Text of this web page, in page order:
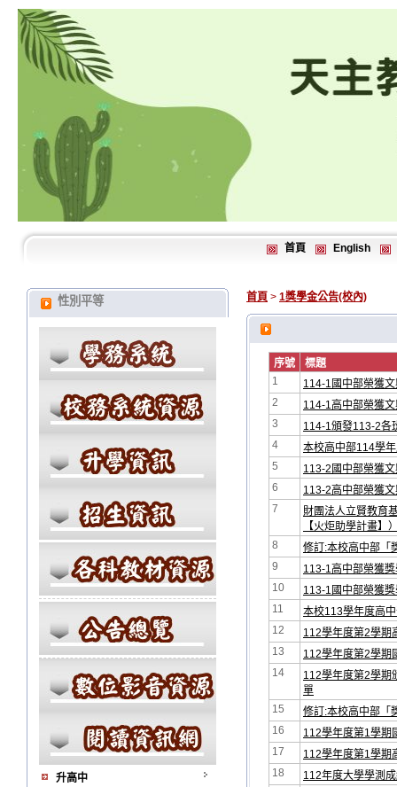
首頁 English
性別平等
升高中
首頁 > 1獎學金公告(校內)
序號
標題
1
114-1國中部榮獲
2
114-1高中部榮獲
3
114-1頒發113-2各
4
本校高中部114學
5
113-2國中部榮獲
6
113-2高中部榮獲
7
財團法人立賢教育
【火炬助學計畫】
8
修訂:本校高中部「
9
113-1高中部榮獲
10
113-1國中部榮獲
11
本校113學年度高
12
112學年度第2學期
13
112學年度第2學期
14
112學年度第2學期
單
15
修訂:本校高中部「
16
112學年度第1學期
17
112學年度第1學期
18
112年度大學學測